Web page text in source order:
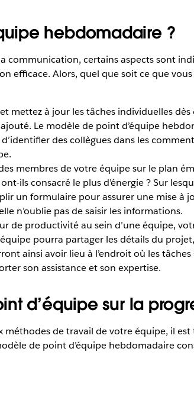
hebdomadaire ?
certains aspects sont
efficace. Alors, quel que soit ce que
mettez à jour les tâches individuelles
Le modèle de point d’équipe
des collègues dans les
membres de votre équipe sur le plan
ils consacré le plus d’énergie ? Sur
un formulaire pour assurer une mise à
n’oublie pas de saisir les informations.
de productivité au sein d’une équipe,
pourra partager les détails du
ainsi avoir lieu à l’endroit où les
son assistance et son expertise.
d’équipe sur la
de travail de votre équipe, il
de point d’équipe hebdomadaire